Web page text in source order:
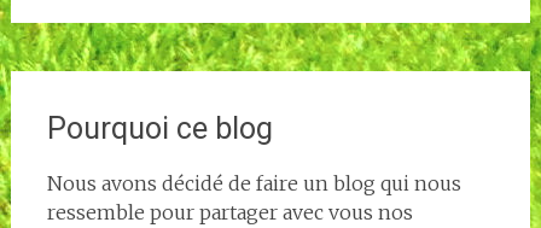
Pourquoi ce blog
Nous avons décidé de faire un blog qui nous
ressemble pour partager avec vous nos